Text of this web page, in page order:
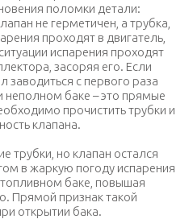
поломки детали:
не герметичен, а трубка,
проходят в двигатель,
испарения проходят
засоряя его. Если
заводиться с первого раза
неполном баке – это прямые
прочистить трубки и
клапана.
трубки, но клапан остался
в жаркую погоду испарения
топливном баке, повышая
Прямой признак такой
открытии бака.